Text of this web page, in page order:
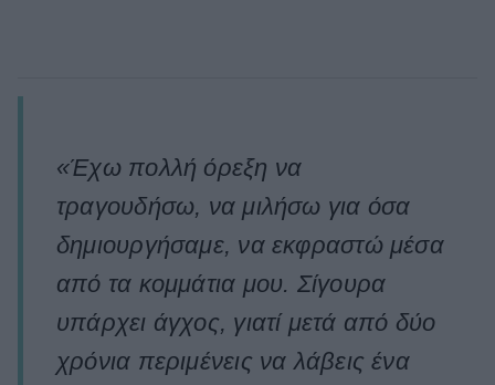
«Έχω πολλή όρεξη να
τραγουδήσω, να μιλήσω για όσα
δημιουργήσαμε, να εκφραστώ μέσα
από τα κομμάτια μου. Σίγουρα
υπάρχει άγχος, γιατί μετά από δύο
χρόνια περιμένεις να λάβεις ένα